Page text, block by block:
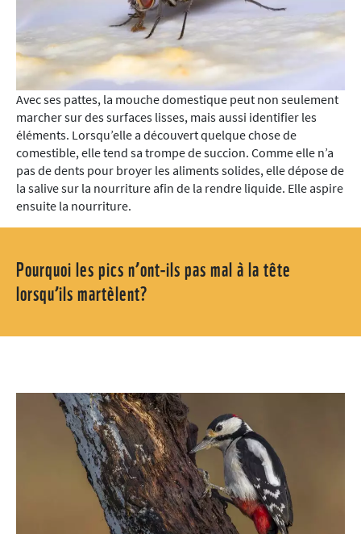
Avec ses pattes, la mouche domestique peut non seulement
marcher sur des surfaces lisses, mais aussi identifier les
éléments. Lorsqu’elle a découvert quelque chose de
comestible, elle tend sa trompe de succion. Comme elle n’a
pas de dents pour broyer les aliments solides, elle dépose de
la salive sur la nourriture afin de la rendre liquide. Elle aspire
ensuite la nourriture.
Pourquoi les pics n’ont-ils pas mal à la tête
lorsqu’ils martèlent?